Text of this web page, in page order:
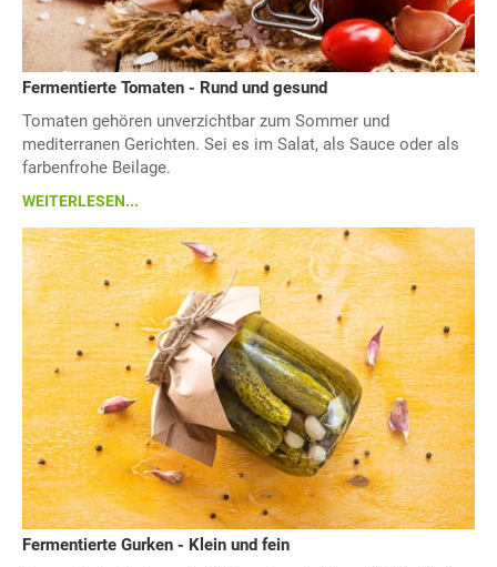
Fermentierte Tomaten - Rund und gesund
Tomaten gehören unverzichtbar zum Sommer und
mediterranen Gerichten. Sei es im Salat, als Sauce oder als
farbenfrohe Beilage.
WEITERLESEN...
Fermentierte Gurken - Klein und fein